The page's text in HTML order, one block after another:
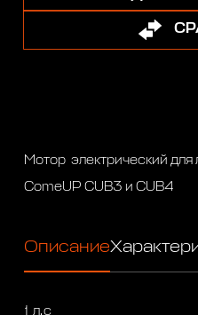
Мотор электрический для
ComeUP CUB3 и CUB4
Описание
1 л.с